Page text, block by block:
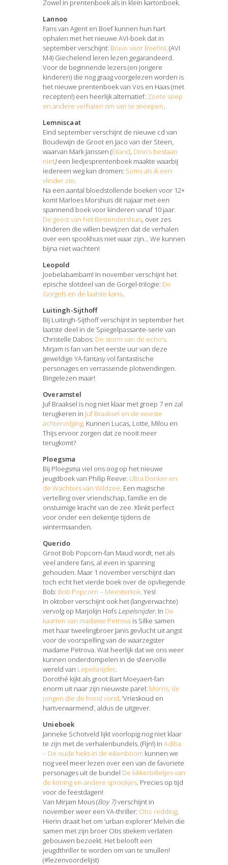
Zowel in prentenboek als in klein kartonboek.
Lannoo
Fans van Agent en Boef kunnen hun hart
ophalen met het nieuwe AVI-boek dat in
september verschijnt: Bravo voor Boefini. (AVI
M4) Giechelend leren lezen gegarandeerd.
Voor de beginnende lezers (en jongere
kinderen) die nog graag voorgelezen worden is
het nieuwe prentenboek van Vos en Haas (met
recepten!) een heerlijk alternatief: Zoete soep
en andere verhalen om van te snoepen.
Lemniscaat
Eind september verschijnt de nieuwe cd van
Boudewijn de Groot en Jaco van der Steen,
waarvan Mark Janssen (Eiland, Dino’s bestaan
niet)een liedjesprentenboek maakte waarbij
iedereen weg kan dromen: Soms als ik een
vlinder zie.
Na een aantal bloedstollende boeken voor 12+
komt Marloes Morshuis dit najaar met een
spannend boek voor kinderen vanaf 10 jaar:
De geest van het Besiendershuis, over zes
kinderen die willen bewijzen dat de verhalen
over een spookhuis niet waar zijn… We kunnen
bijna niet wachten!
Leopold
Joebelabambam! In november verschijnt het
epische slotdeel van de Gorgel-trilogie: De
Gorgels en de laatste kans.
Luitingh-Sijthoff
Bij Luitingh-Sijthoff verschijnt in september het
laatste deel in de Spiegelpassante-serie van
Christelle Dabos: De storm van de echo’s.
Mirjam is fan van het eerste uur van deze
geweldige YA-fantasy vol fantastische
personages en verrassende plotwendingen.
Bingelezen maar!
Overamstel
Juf Braaksel is nog niet klaar met groep 7 en zal
terugkeren in Juf Braaksel en de woeste
achtervolging. Kunnen Lucas, Lotte, Milou en
Thijs ervoor zorgen dat ze nooit meer
terugkomt?
Ploegsma
Bij Ploegsma viel ons oog op het nieuwe
jeugdboek van Philip Reeve: Ultra Donker en
de Wachters van Wildzee. Een magische
vertelling over vriendschap, familie en de
onstuimige kracht van de zee. Klinkt perfect
voor onder een dekentje tijdens de
wintermaanden.
Querido
Groot Bob Popcorn-fan Maud wordt, net als
veel andere fans, al even in spanning
gehouden. Maar 1 november verschijnt dan
toch echt het vierde boek over de opvliegende
Bob: Bob Popcorn – Meesterkok. Yes!
In oktober verschijnt ook het (langverwachte)
vervolg op Marjolijn Hofs Lepelsnijder. In De
kaarten van madame Petrova is Silke samen
met haar tweelingbroer Janis gevlucht uit angst
voor de voorspelling van de waarzegster
madame Petrova. Wat heerlijk dat we ons weer
kunnen onderdompelen in de sfeervolle
wereld van Lepelsnijder.
Dorothé kijkt als groot Bart Moeyaert-fan
enorm uit naar zijn nieuwste parel: Morris, de
jongen die de hond vond. ‘Vrieskoud en
hartverwarmend’, aldus de uitgever.
Unieboek
Janneke Schotveld lijkt voorlopig nog niet klaar
te zijn met de verhalenbundels. (Fijn!) In Adiba
– De oude heks in de eikenboom kunnen we
nog veel meer lezen over een van de favoriete
personages uit de bundel De kikkerbilletjes van
de koning en andere sprookjes. Precies op tijd
voor de feestdagen!
Van Mirjam Mous (Boy 7)verschijnt in
november weer een YA-thriller: Otis’ redding.
Hierin draait het om ‘urban explorer’ Melvin die
samen met zijn broer Otis stiekem verlaten
gebouwen bezoekt. Het belooft een
jeugdthriller te worden om van te smullen!
(#lezenvoordelijst)